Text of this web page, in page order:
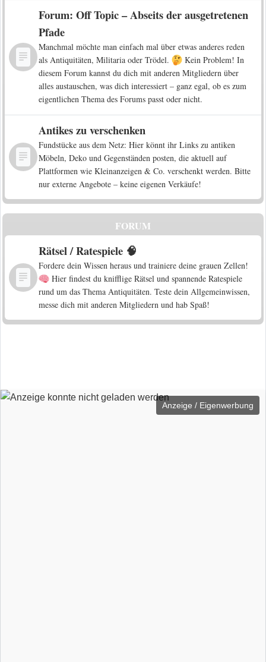
Forum: Off Topic – Abseits der ausgetretenen
Pfade
Manchmal möchte man einfach mal über etwas anderes reden
als Antiquitäten, Militaria oder Trödel.
Kein Problem! In
diesem Forum kannst du dich mit anderen Mitgliedern über
alles austauschen, was dich interessiert – ganz egal, ob es zum
eigentlichen Thema des Forums passt oder nicht.
Antikes zu verschenken
Fundstücke aus dem Netz: Hier könnt ihr Links zu antiken
Möbeln, Deko und Gegenständen posten, die aktuell auf
Plattformen wie Kleinanzeigen & Co. verschenkt werden. Bitte
nur externe Angebote – keine eigenen Verkäufe!
FORUM
Rätsel / Ratespiele 🧠
Fordere dein Wissen heraus und trainiere deine grauen Zellen!
Hier findest du knifflige Rätsel und spannende Ratespiele
rund um das Thema Antiquitäten. Teste dein Allgemeinwissen,
messe dich mit anderen Mitgliedern und hab Spaß!
Anzeige / Eigenwerbung